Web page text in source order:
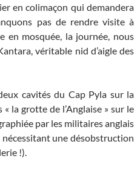
en colimaçon qui demandera
pas de rendre visite à
en mosquée, la journée, nous
véritable nid d’aigle des
cavités du Cap Pyla sur la
la grotte de l’Anglaise » sur le
par les militaires anglais
une désobstruction
!).